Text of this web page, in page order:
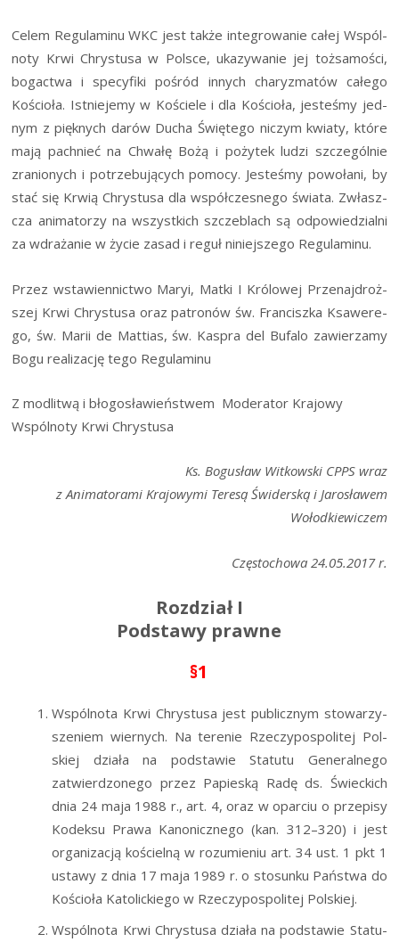
Celem Regu­la­mi­nu WKC jest tak­że inte­gro­wa­nie całej Wspól­
no­ty Krwi Chry­stu­sa w Pol­sce, uka­zy­wa­nie jej toż­sa­mo­ści,
bogac­twa i spe­cy­fi­ki pośród innych cha­ry­zma­tów całe­go
Kościo­ła. Ist­nie­je­my w Koście­le i dla Kościo­ła, jeste­śmy jed­
nym z pięk­nych darów Ducha Świę­te­go niczym kwia­ty, któ­re
mają pach­nieć na Chwa­łę Bożą i poży­tek ludzi szcze­gól­nie
zra­nio­nych i potrze­bu­ją­cych pomo­cy. Jeste­śmy powo­ła­ni, by
stać się Krwią Chry­stu­sa dla współ­cze­sne­go świa­ta. Zwłasz­
cza ani­ma­to­rzy na wszyst­kich szcze­blach są odpo­wie­dzial­ni
za wdra­ża­nie w życie zasad i reguł niniej­sze­go Regulaminu.
Przez wsta­wien­nic­two Maryi, Mat­ki I Kró­lo­wej Prze­naj­droż­
szej Krwi Chry­stu­sa oraz patro­nów św. Fran­cisz­ka Ksa­we­re­
go, św. Marii de Mat­tias, św. Kaspra del Bufa­lo zawie­rza­my
Bogu reali­za­cję tego Regulaminu
Z modli­twą i bło­go­sła­wień­stwem Mode­ra­tor Kra­jo­wy
Wspól­no­ty Krwi Chrystusa
Ks. Bogu­sław Wit­kow­ski CPPS wraz
z Ani­ma­to­ra­mi Kra­jo­wy­mi Tere­są Świ­der­ską i Jaro­sła­wem
Wołodkiewiczem
Czę­sto­cho­wa 24.05.2017 r.
Rozdział I
Podstawy prawne
§1
Wspól­no­ta Krwi Chry­stu­sa jest publicz­nym sto­wa­rzy­
sze­niem wier­nych. Na tere­nie Rze­czy­po­spo­li­tej Pol­
skiej dzia­ła na pod­sta­wie Sta­tu­tu Gene­ral­ne­go
zatwier­dzo­ne­go przez Papie­ską Radę ds. Świec­kich
dnia 24 maja 1988 r., art. 4, oraz w opar­ciu o prze­pi­sy
Kodek­su Pra­wa Kano­nicz­ne­go (kan. 312–320) i jest
orga­ni­za­cją kościel­ną w rozu­mie­niu art. 34 ust. 1 pkt 1
usta­wy z dnia 17 maja 1989 r. o sto­sun­ku Pań­stwa do
Kościo­ła Kato­lic­kie­go w Rze­czy­po­spo­li­tej Polskiej.
Wspól­no­ta Krwi Chry­stu­sa dzia­ła na pod­sta­wie Sta­tu­